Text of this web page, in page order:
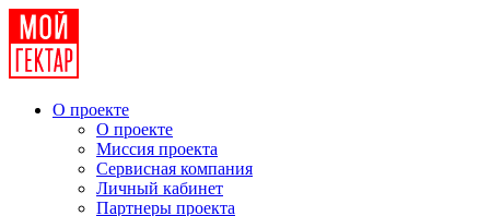
О проекте
О проекте
Миссия проекта
Сервисная компания
Личный кабинет
Партнеры проекта